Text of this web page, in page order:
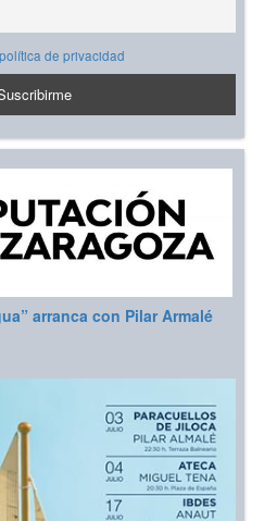
de privacidad
arranca con Pilar Armalé